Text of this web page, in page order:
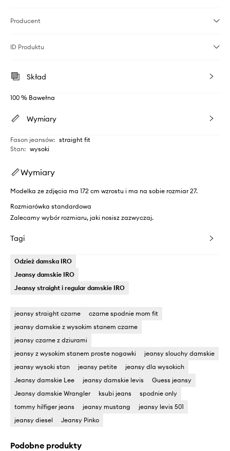
Producent
ID Produktu
Skład
100 % Bawełna
Wymiary
Fason jeansów: straight fit
Stan: wysoki
Wymiary
Modelka ze zdjęcia ma 172 cm wzrostu i ma na sobie rozmiar 27.
Rozmiarówka standardowa
Zalecamy wybór rozmiaru, jaki nosisz zazwyczaj.
Tagi
Odzież damska IRO
Jeansy damskie IRO
Jeansy straight i regular damskie IRO
jeansy straight czarne
czarne spodnie mom fit
jeansy damskie z wysokim stanem czarne
jeansy czarne z dziurami
jeansy z wysokim stanem proste nogawki
jeansy slouchy damskie
jeansy wysoki stan
jeansy petite
jeansy dla wysokich
Jeansy damskie Lee
jeansy damskie levis
Guess jeansy
Jeansy damskie Wrangler
ksubi jeans
spodnie only
tommy hilfiger jeans
jeansy mustang
jeansy levis 501
jeansy diesel
Jeansy Pinko
Podobne produkty